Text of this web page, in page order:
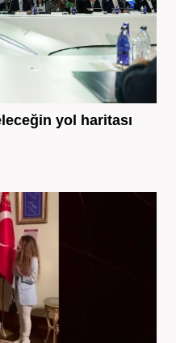
yol haritası